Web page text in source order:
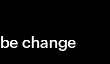
change